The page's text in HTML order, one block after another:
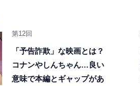
第12回
「予告詐欺」な映画とは？
コナンやしんちゃん…良い
意味で本編とギャップがあ